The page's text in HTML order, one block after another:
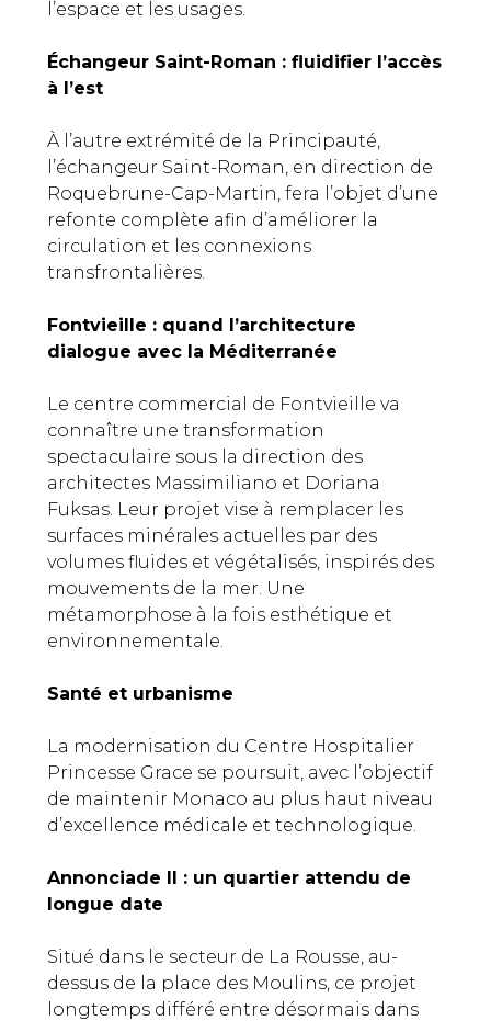
l’espace et les usages.
Échangeur Saint-Roman : fluidifier l’accès
à l’est
À l’autre extrémité de la Principauté,
l’échangeur Saint-Roman, en direction de
Roquebrune-Cap-Martin, fera l’objet d’une
refonte complète afin d’améliorer la
circulation et les connexions
transfrontalières.
Fontvieille : quand l’architecture
dialogue avec la Méditerranée
Le centre commercial de Fontvieille va
connaître une transformation
spectaculaire sous la direction des
architectes Massimiliano et Doriana
Fuksas. Leur projet vise à remplacer les
surfaces minérales actuelles par des
volumes fluides et végétalisés, inspirés des
mouvements de la mer. Une
métamorphose à la fois esthétique et
environnementale.
Santé et urbanisme
La modernisation du Centre Hospitalier
Princesse Grace se poursuit, avec l’objectif
de maintenir Monaco au plus haut niveau
d’excellence médicale et technologique.
Annonciade II : un quartier attendu de
longue date
Situé dans le secteur de La Rousse, au-
dessus de la place des Moulins, ce projet
longtemps différé entre désormais dans